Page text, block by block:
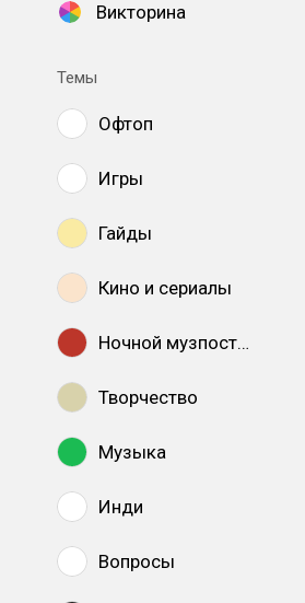
Викторина
Темы
Офтоп
Игры
Гайды
Кино и сериалы
Ночной музпостинг
Творчество
Музыка
Инди
Вопросы